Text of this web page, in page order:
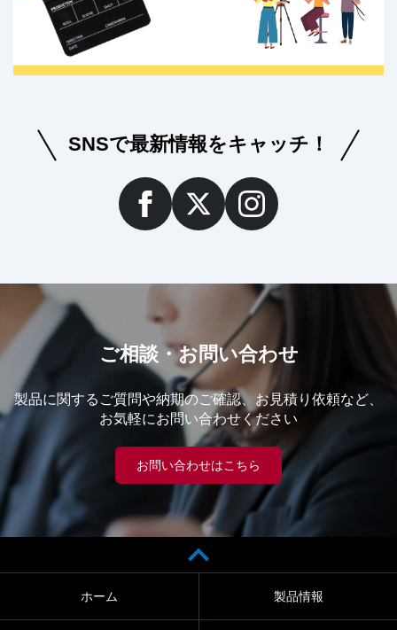
SNSで最新情報をキャッチ！
ご相談・お問い合わせ
製品に関するご質問や納期のご確認、お見積り依頼など、
お気軽にお問い合わせください
お問い合わせはこちら
ホーム 製品情報